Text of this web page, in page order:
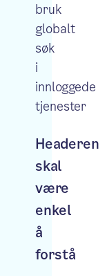
bruk
globalt
søk
i
innloggede
tjenester
Headeren
skal
være
enkel
å
forstå